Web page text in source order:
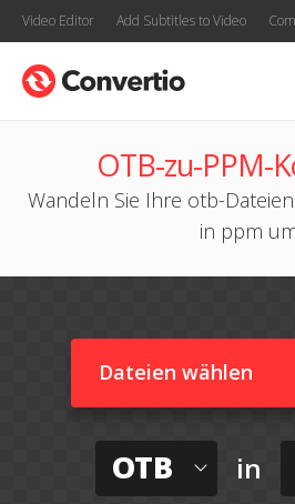
Video Editor Add Subtitles to Video
OTB-zu-PPM-
Wandeln Sie Ihre otb-
in ppm
Dateien wählen
OTB in